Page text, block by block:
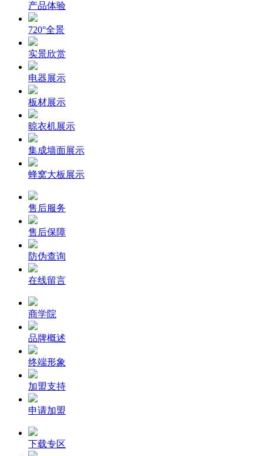
产品体验
720°全景
实景欣赏
电器展示
板材展示
晾衣机展示
集成墙面展示
蜂窝大板展示
售后服务
售后保障
防伪查询
在线留言
商学院
品牌概述
终端形象
加盟支持
申请加盟
下载专区